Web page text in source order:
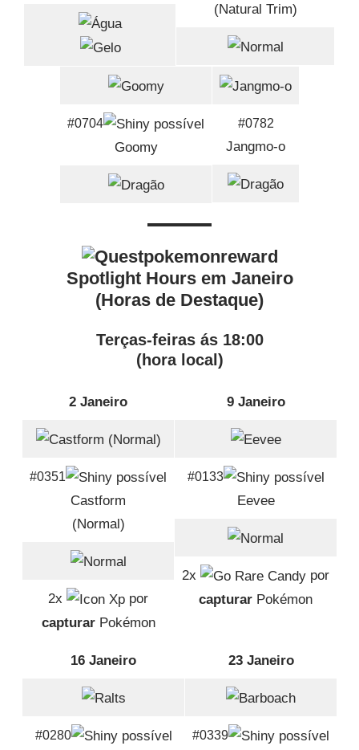
(Natural Trim)
#0704
Goomy
#0782
Jangmo-o
Spotlight Hours em Janeiro
(Horas de Destaque)
Terças-feiras ás 18:00
(hora local)
2 Janeiro
#0351
Castform
(Normal)
2x
por
capturarPokémon
9 Janeiro
#0133
Eevee
2x
por
capturar Pokémon
16 Janeiro
#0280
23 Janeiro
#0339